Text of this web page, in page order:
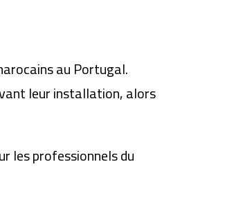
au Portugal.
leur installation, alors
les professionnels du